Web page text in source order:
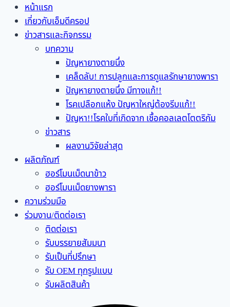
หน้าแรก
เกี่ยวกับเอ็มดีครอป
ข่าวสารและกิจกรรม
บทความ
ปัญหายางตายนึ่ง
เคล็ดลับ! การปลูกและการดูแลรักษายางพารา
ปัญหายางตายนึ่ง มีทางแก้!!
โรคเปลือกแห้ง ปัญหาใหญ่ต้องรีบแก้!!
ปัญหา!!โรคใบที่เกิดจาก เชื้อคอลเลตโตตริกัม
ข่าวสาร
ผลงานวิจัยล่าสุด
ผลิตภัณฑ์
ฮอร์โมนเม็ดนาข้าว
ฮอร์โมนเม็ดยางพารา
ความร่วมมือ
ร่วมงาน/ติดต่อเรา
ติดต่อเรา
รับบรรยายสัมมนา
รับเป็นที่ปรึกษา
รับ OEM ทุกรูปแบบ
รับผลิตสินค้า